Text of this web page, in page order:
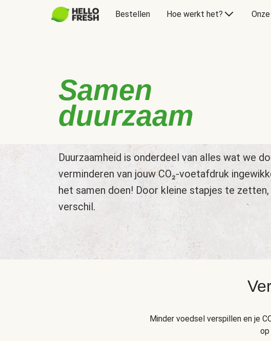
Bestellen Hoe werkt het?
Samen
duurzaam
Duurzaamheid is onderdeel van alles wat we
verminderen van jouw CO₂-voetafdruk
het samen doen! Door kleine stapjes te
verschil.
Minder voedsel verspillen en je
op